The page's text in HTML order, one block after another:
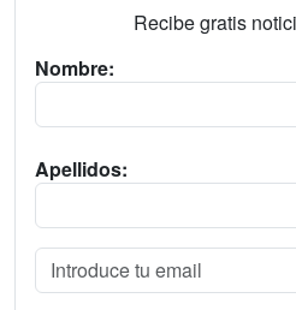
Recibe gratis
Nombre:
Apellidos: